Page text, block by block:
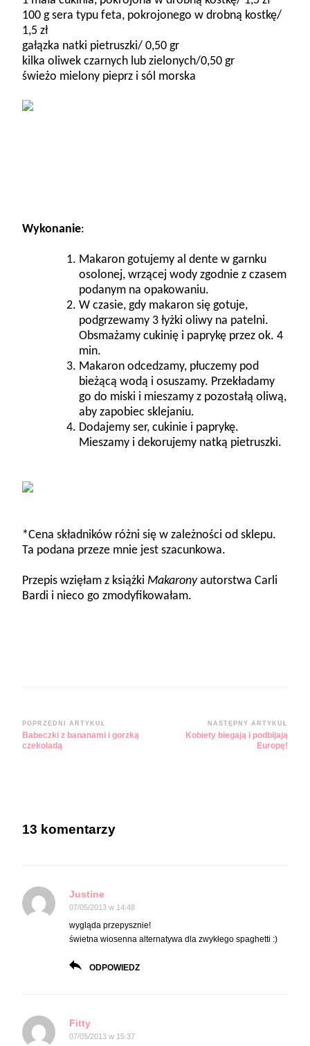
100 g sera typu feta, pokrojonego w drobną kostkę/
1,5 zł
gałązka natki pietruszki/ 0,50 gr
kilka oliwek czarnych lub zielonych/0,50 gr
świeżo mielony pieprz i sól morska
Wykonanie:
Makaron gotujemy al dente w garnku
osolonej, wrzącej wody zgodnie z czasem
podanym na opakowaniu.
W czasie, gdy makaron się gotuje,
podgrzewamy 3 łyżki oliwy na patelni.
Obsmażamy cukinię i paprykę przez ok. 4
min.
Makaron odcedzamy, płuczemy pod
bieżącą wodą i osuszamy. Przekładamy
go do miski i mieszamy z pozostałą oliwą,
aby zapobiec sklejaniu.
Dodajemy ser, cukinie i paprykę.
Mieszamy i dekorujemy natką pietruszki.
*Cena składników różni się w zależności od sklepu.
Ta podana przeze mnie jest szacunkowa.
Przepis wzięłam z książki Makaronyautorstwa Carli
Bardi i nieco go zmodyfikowałam.
Zobacz
wpisy
POPRZEDNI ARTYKUŁ
Babeczki z bananami i gorzką
czekoladą
NASTĘPNY ARTYKUŁ
Kobiety biegają i podbijają
Europę!
13 komentarzy
Justine
07/05/2013 w 14:48
wygląda przepysznie!
świetna wiosenna alternatywa dla zwykłego spaghetti :)
ODPOWIEDZ
Fitty
07/05/2013 w 15:37